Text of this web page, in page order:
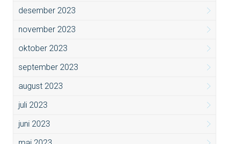
desember 2023
november 2023
oktober 2023
september 2023
august 2023
juli 2023
juni 2023